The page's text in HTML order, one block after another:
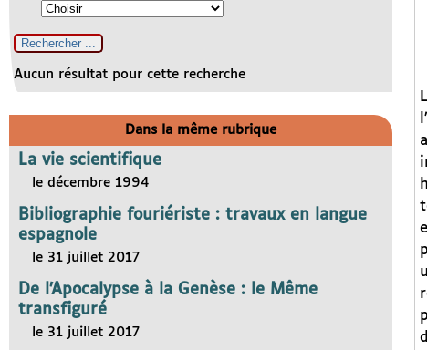
Aucun résultat pour cette recherche
Dans la même rubrique
La vie scientifique
le décembre 1994
Bibliographie fouriériste : travaux en langue
espagnole
le 31 juillet 2017
De l’Apocalypse à la Genèse : le Même
transfiguré
le 31 juillet 2017